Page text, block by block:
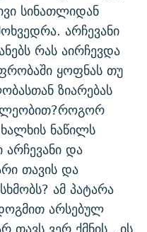
ᲐᲛᲑᲐᲕᲘ
სინათლიდან
არჩევანი
რას აირჩევდა
ყოფნას თუ
ზიარებას
ნაწილს
და
თავის და
ამ პატარა
არსებულ